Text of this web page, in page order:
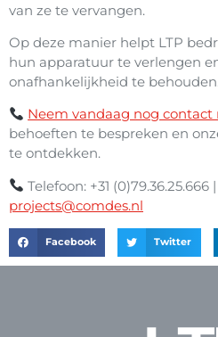
van ze te vervangen.
Op deze manier helpt LTP
hun apparatuur te verlengen
onafhankelijkheid te
Neem vandaag nog contact
behoeften te bespreken en
te ontdekken.
Telefoon: +31 (0)79.36.25.666 |
projects@comdes.nl
Facebook Twitter